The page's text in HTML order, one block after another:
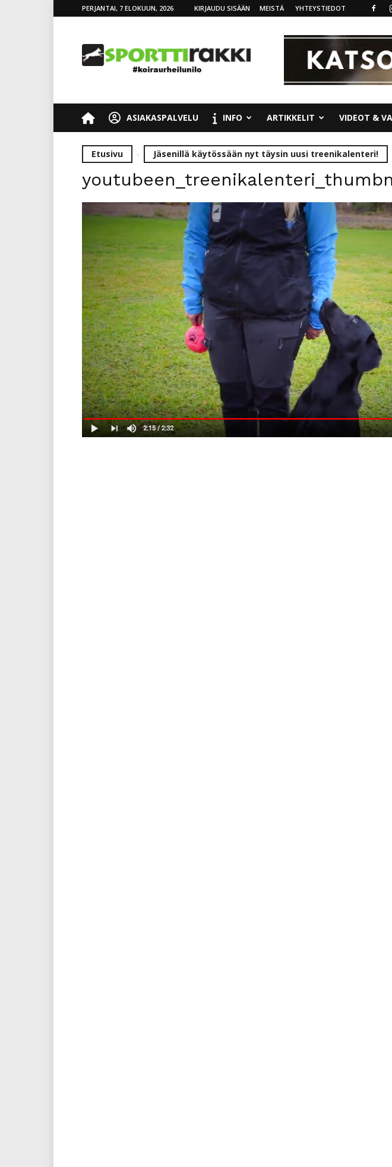
PERJANTAI, 7 ELOKUUN, 2026 KIRJAUDU SISÄÄN MEISTÄ YHTEYSTIEDOT
ASIAKASPALVELU INFO ARTIKKELIT VIDEOT &
Etusivu Jäsenillä käytössään nyt täysin uusi treenikalenteri!